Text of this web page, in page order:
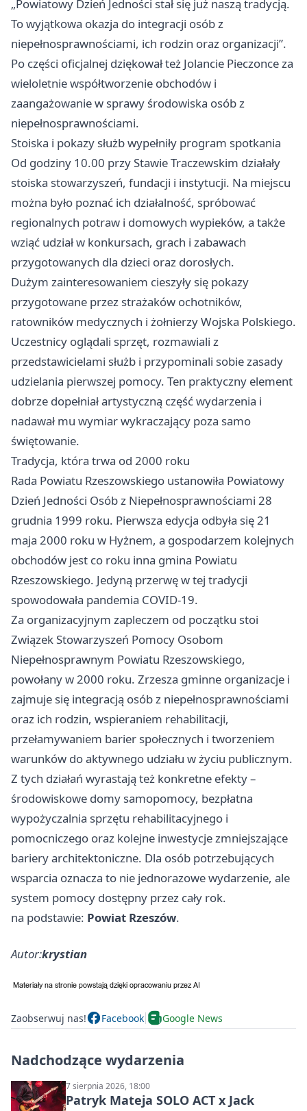
„Powiatowy Dzień Jedności stał się już naszą tradycją.
To wyjątkowa okazja do integracji osób z
niepełnosprawnościami, ich rodzin oraz organizacji”.
Po części oficjalnej dziękował też Jolancie Pieczonce za
wieloletnie współtworzenie obchodów i
zaangażowanie w sprawy środowiska osób z
niepełnosprawnościami.
Stoiska i pokazy służb wypełniły program spotkania
Od godziny 10.00 przy Stawie Traczewskim działały
stoiska stowarzyszeń, fundacji i instytucji. Na miejscu
można było poznać ich działalność, spróbować
regionalnych potraw i domowych wypieków, a także
wziąć udział w konkursach, grach i zabawach
przygotowanych dla dzieci oraz dorosłych.
Dużym zainteresowaniem cieszyły się pokazy
przygotowane przez strażaków ochotników,
ratowników medycznych i żołnierzy Wojska Polskiego.
Uczestnicy oglądali sprzęt, rozmawiali z
przedstawicielami służb i przypominali sobie zasady
udzielania pierwszej pomocy. Ten praktyczny element
dobrze dopełniał artystyczną część wydarzenia i
nadawał mu wymiar wykraczający poza samo
świętowanie.
Tradycja, która trwa od 2000 roku
Rada Powiatu Rzeszowskiego ustanowiła Powiatowy
Dzień Jedności Osób z Niepełnosprawnościami 28
grudnia 1999 roku. Pierwsza edycja odbyła się 21
maja 2000 roku w Hyżnem, a gospodarzem kolejnych
obchodów jest co roku inna gmina Powiatu
Rzeszowskiego. Jedyną przerwę w tej tradycji
spowodowała pandemia COVID-19.
Za organizacyjnym zapleczem od początku stoi
Związek Stowarzyszeń Pomocy Osobom
Niepełnosprawnym Powiatu Rzeszowskiego,
powołany w 2000 roku. Zrzesza gminne organizacje i
zajmuje się integracją osób z niepełnosprawnościami
oraz ich rodzin, wspieraniem rehabilitacji,
przełamywaniem barier społecznych i tworzeniem
warunków do aktywnego udziału w życiu publicznym.
Z tych działań wyrastają też konkretne efekty –
środowiskowe domy samopomocy, bezpłatna
wypożyczalnia sprzętu rehabilitacyjnego i
pomocniczego oraz kolejne inwestycje zmniejszające
bariery architektoniczne. Dla osób potrzebujących
wsparcia oznacza to nie jednorazowe wydarzenie, ale
system pomocy dostępny przez cały rok.
na podstawie: Powiat Rzeszów.
Autor:krystian
Zaobserwuj nas! Facebook Google News
Nadchodzące wydarzenia
7 sierpnia 2026, 18:00
Patryk Mateja SOLO ACT x Jack